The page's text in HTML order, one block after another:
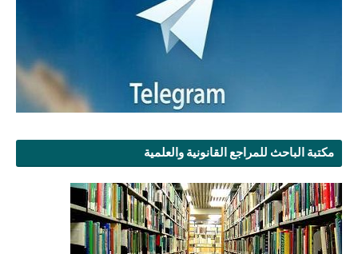
مكتبة الباحث للمراجع القانونية والعلمية